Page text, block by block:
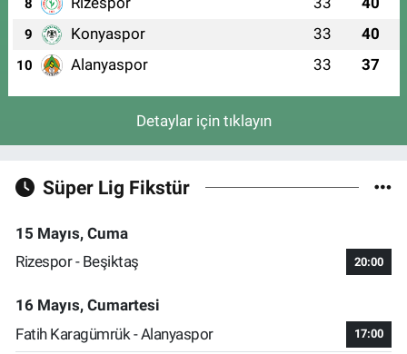
8
9 Konyaspor 33 40
10 Alanyaspor 33 37
Detaylar için tıklayın
Süper Lig Fikstür
15 Mayıs, Cuma
Rizespor - Beşiktaş
20:00
16 Mayıs, Cumartesi
Fatih Karagümrük - Alanyaspor
17:00